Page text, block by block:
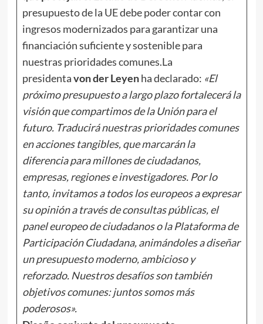
presupuesto de la UE debe poder contar con
ingresos modernizados para garantizar una
financiación suficiente y sostenible para
nuestras prioridades comunes.La
presidentavon der Leyenha declarado: «El
próximo presupuesto a largo plazo fortalecerá la
visión que compartimos de la Unión para el
futuro. Traducirá nuestras prioridades comunes
en acciones tangibles, que marcarán la
diferencia para millones de ciudadanos,
empresas, regiones e investigadores. Por lo
tanto, invitamos a todos los europeos a expresar
su opinión a través de consultas públicas, el
panel europeo de ciudadanos o la Plataforma de
Participación Ciudadana, animándoles a diseñar
un presupuesto moderno, ambicioso y
reforzado. Nuestros desafíos son también
objetivos comunes: juntos somos más
poderosos».